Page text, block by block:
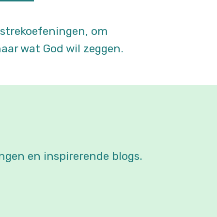
om
wat God wil zeggen.
en inspirerende blogs.